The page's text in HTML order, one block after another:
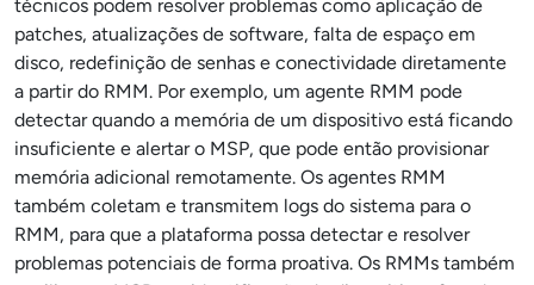
técnicos podem resolver problemas como aplicação de
patches, atualizações de software, falta de espaço em
disco, redefinição de senhas e conectividade diretamente
a partir do RMM. Por exemplo, um agente RMM pode
detectar quando a memória de um dispositivo está ficando
insuficiente e alertar o MSP, que pode então provisionar
memória adicional remotamente. Os agentes RMM
também coletam e transmitem logs do sistema para o
RMM, para que a plataforma possa detectar e resolver
problemas potenciais de forma proativa. Os RMMs também